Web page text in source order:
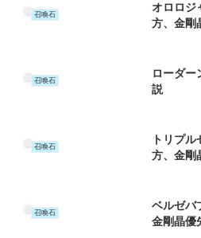
召喚石
オロロジ
方、金剛
召喚石
ローダー
説
召喚石
トリプ
方、金剛
召喚石
ベルゼバ
金剛晶優